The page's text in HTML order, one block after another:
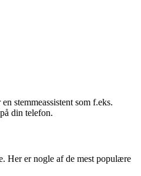
stemmeassistent som f.eks.
din telefon.
Her er nogle af de mest populære